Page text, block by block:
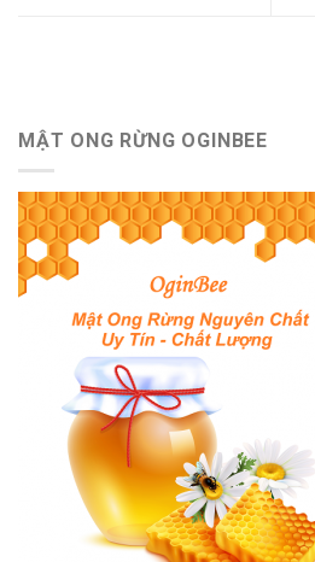
MẬT ONG RỪNG OGINBEE